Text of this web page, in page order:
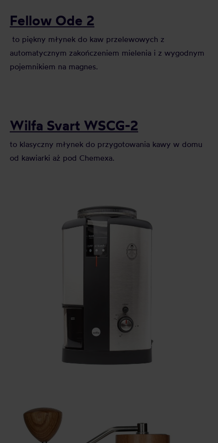
Fellow Ode 2
to piękny młynek do kaw przelewowych z
automatycznym zakończeniem mielenia i z wygodnym
pojemnikiem na magnes.
Wilfa Svart WSCG-2
to klasyczny młynek do przygotowania kawy w domu
od kawiarki aż pod Chemexa.